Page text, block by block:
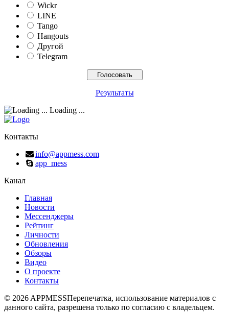
Wickr
LINE
Tango
Hangouts
Другой
Telegram
Результаты
Loading ...
Контакты
info@appmess.com
app_mess
Канал
Главная
Новости
Мессенджеры
Рейтинг
Личности
Обновления
Обзоры
Видео
О проекте
Контакты
© 2026 APPMESSПерепечатка, использование материалов с
данного сайта, разрешена только по согласию с владельцем.